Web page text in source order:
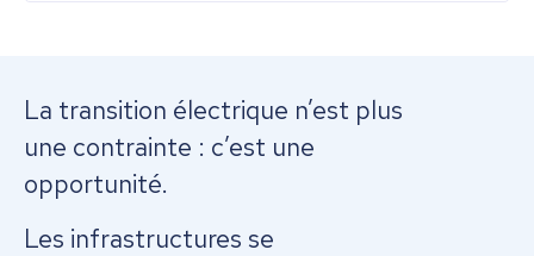
La transition électrique n’est plus
une contrainte : c’est une
opportunité.
Les infrastructures se